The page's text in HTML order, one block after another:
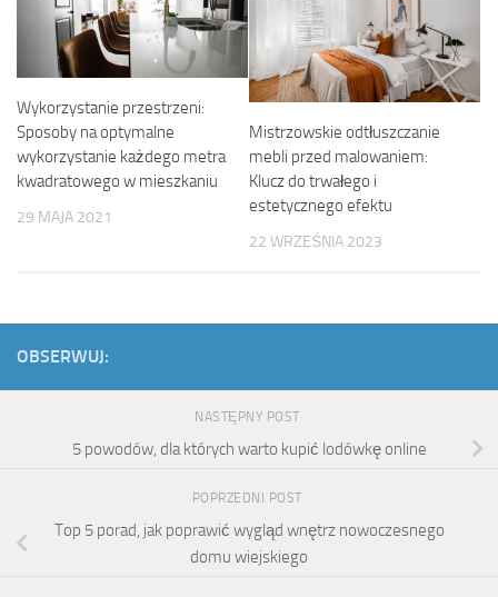
Wykorzystanie przestrzeni:
Sposoby na optymalne
wykorzystanie każdego metra
kwadratowego w mieszkaniu
29 MAJA 2021
Mistrzowskie odtłuszczanie
mebli przed malowaniem:
Klucz do trwałego i
estetycznego efektu
22 WRZEŚNIA 2023
OBSERWUJ:
NASTĘPNY POST
5 powodów, dla których warto kupić lodówkę online
POPRZEDNI POST
Top 5 porad, jak poprawić wygląd wnętrz nowoczesnego
domu wiejskiego